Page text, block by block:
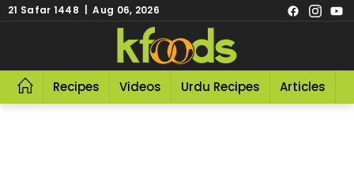
21 Safar 1448 | Aug 06, 2026
Recipes Videos Urdu Recipes Articles